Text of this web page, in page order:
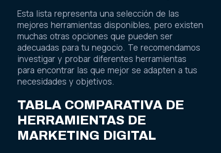
Esta lista representa una selección de las
mejores herramientas disponibles, pero existen
muchas otras opciones que pueden ser
adecuadas para tu negocio. Te recomendamos
investigar y probar diferentes herramientas
para encontrar las que mejor se adapten a tus
necesidades y objetivos.
TABLA COMPARATIVA DE
HERRAMIENTAS DE
MARKETING DIGITAL